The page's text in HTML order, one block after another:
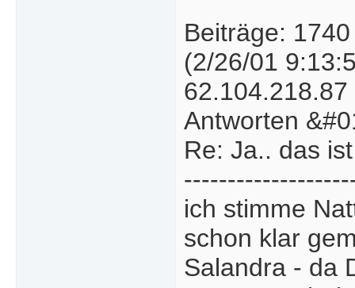
Beiträge: 1740
(2/26/01
62.104.218.87
Antworten
Re: Ja.. das
ich stimme
schon klar
Salandra - da